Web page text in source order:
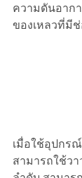
ความดันอาก
ของเหลวที่มี
เมื่อใช้อุปกร
สามารถใช้ว